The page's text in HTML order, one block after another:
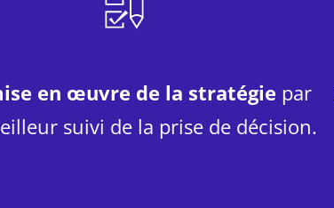
en œuvre de la stratégie par
suivi de la prise de décision.